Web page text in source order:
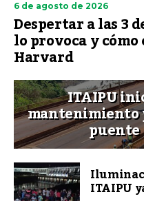
6 de agosto de 2026
Despertar a las 3
lo provoca y
Harvard
ITAIPU
ITAIPU